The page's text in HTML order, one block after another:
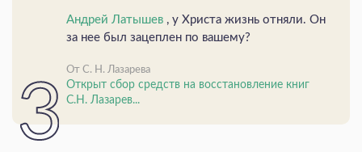
Андрей Латышев , у Христа жизнь отняли. Он
за нее был зацеплен по вашему?
От С. Н. Лазарева
Открыт сбор средств на восстановление книг
С.Н. Лазарев...